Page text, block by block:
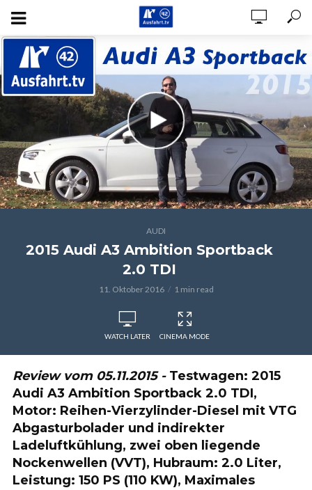
AUDI
2015 Audi A3 Ambition Sportback
2.0 TDI
11. Oktober 2016 1 min read
WATCH LATER CINEMA MODE
Review vom 05.11.2015 -Testwagen: 2015
Audi A3 Ambition Sportback 2.0 TDI,
Motor: Reihen-Vierzylinder-Diesel mit VTG
Abgasturbolader und indirekter
Ladeluftkühlung, zwei oben liegende
Nockenwellen (VVT), Hubraum: 2.0 Liter,
Leistung: 150 PS (110 KW), Maximales